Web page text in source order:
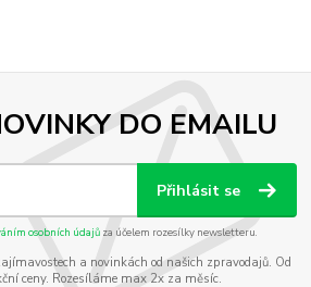
DO EMAILU
Přihlásit se
osobních údajůza účelem rozesílky newsletteru.
a novinkách od našich zpravodajů. Od
ceny. Rozesíláme max 2x za měsíc.